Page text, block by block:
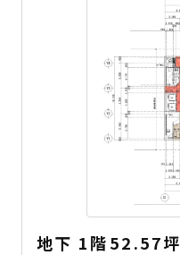
地下 1階52.57坪